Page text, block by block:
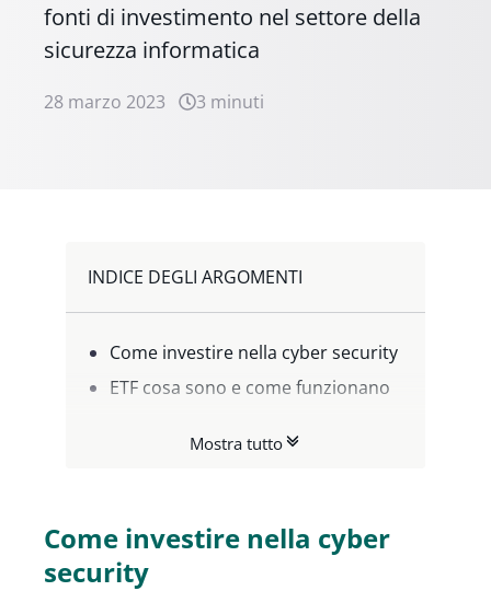
fonti di investimento nel settore della
sicurezza informatica
28 marzo 2023 3 minuti
INDICE DEGLI ARGOMENTI
Come investire nella cyber security
ETF cosa sono e come funzionano
Mostra tutto
Come investire nella cyber
security